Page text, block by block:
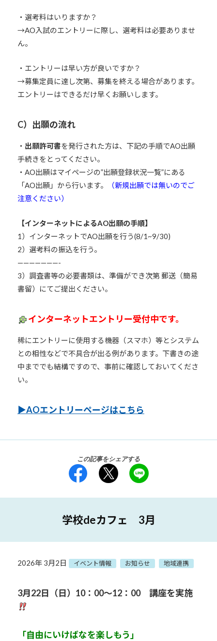
・選考料はいりますか？
→AO入試のエントリーに際し、選考料は必要ありませ
ん。
・エントリーは早い方が良いですか？
→募集定員に達し次第、募集を終える場合があります。
エントリーはできるだけ早くお願いします。
C）出願の流れ
・ 出願許可書を発行された方は、下記の手順でAO出願
手続きをとってください。
・AO出願はマイページの”出願登録状況一覧”にある
「AO出願」から行います。
（新規出願では無いのでご
注意ください）
【インターネットによるAO出願の手順】
1）インターネットでAO出願を行う(8/1~9/30)
2）選考料の振込を行う。
———————-
3）調査書等の必要書類は、準備ができ次第 郵送（簡易
書留）にてご提出ください。
インターネットエントリー受付中です。
稀にエントリーに使用する機器（スマホ）等とシステム
との相性などで不具合が出る例があります。下書きの途
中まででも結構ですので、事前に確認しておいてくださ
い。
▶︎AOエントリーページはこちら
この記事をシェアする
学校deカフェ 3月
2026年 3月2日 イベント情報 お知らせ 地域連携
3月22日（日）10：00～12：00 講座を実施
「自由にいけばなを楽しもう」